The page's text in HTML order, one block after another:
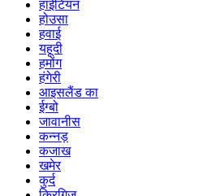
हाईटियन
होउसा
हवाई
यहूदी
हमोंग
हंगेरी
आइसलैंड का
ईग्बो
जावानीस
कन्नड़
कजाख
खमेर
कुर्द